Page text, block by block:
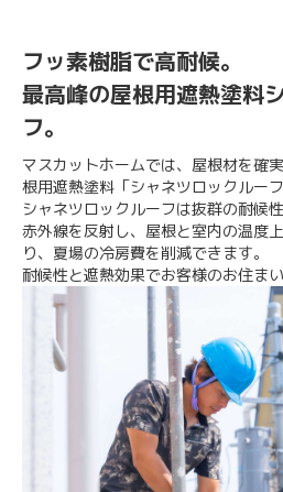
フッ素樹脂で高耐候。
最高峰の屋根用遮熱塗料
フ。
マスカットホームでは、屋根材を確
根用遮熱塗料「シャネツロックルー
シャネツロックルーフは抜群の耐候
赤外線を反射し、屋根と室内の温度
り、夏場の冷房費を削減できます。
耐候性と遮熱効果でお客様のお住まい